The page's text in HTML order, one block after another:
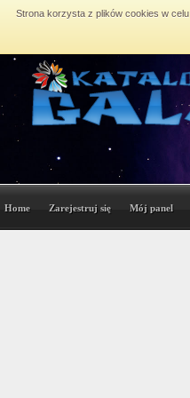
Strona korzysta z plików cookies w celu
Home Zarejestruj się Mój panel